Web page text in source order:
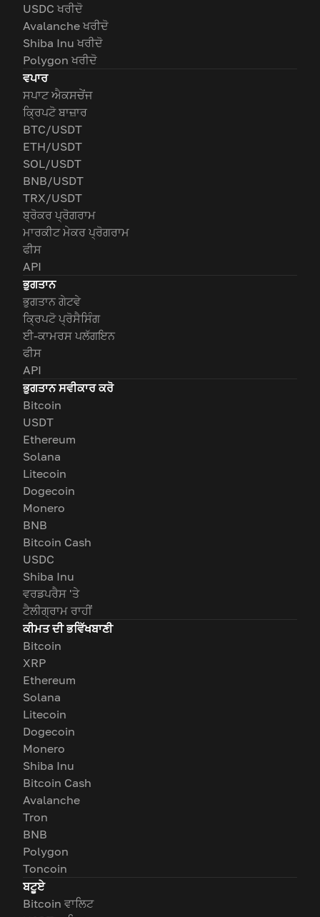
USDC ਖਰੀਦੋ
Avalanche ਖਰੀਦੋ
Shiba Inu ਖਰੀਦੋ
Polygon ਖਰੀਦੋ
ਵਪਾਰ
ਸਪਾਟ ਐਕਸਚੇਂਜ
ਕ੍ਰਿਪਟੋ ਬਾਜ਼ਾਰ
BTC/USDT
ETH/USDT
SOL/USDT
BNB/USDT
TRX/USDT
ਬ੍ਰੋਕਰ ਪ੍ਰੋਗਰਾਮ
ਮਾਰਕੀਟ ਮੇਕਰ ਪ੍ਰੋਗਰਾਮ
ਫੀਸ
API
ਭੁਗਤਾਨ
ਭੁਗਤਾਨ ਗੇਟਵੇ
ਕ੍ਰਿਪਟੋ ਪ੍ਰੋਸੈਸਿੰਗ
ਈ-ਕਾਮਰਸ ਪਲੱਗਇਨ
ਫੀਸ
API
ਭੁਗਤਾਨ ਸਵੀਕਾਰ ਕਰੋ
Bitcoin
USDT
Ethereum
Solana
Litecoin
Dogecoin
Monero
BNB
Bitcoin Cash
USDC
Shiba Inu
ਵਰਡਪਰੈਸ 'ਤੇ
ਟੈਲੀਗ੍ਰਾਮ ਰਾਹੀਂ
ਕੀਮਤ ਦੀ ਭਵਿੱਖਬਾਣੀ
Bitcoin
XRP
Ethereum
Solana
Litecoin
Dogecoin
Monero
Shiba Inu
Bitcoin Cash
Avalanche
Tron
BNB
Polygon
Toncoin
ਬਟੂਏ
Bitcoin ਵਾਲਿਟ